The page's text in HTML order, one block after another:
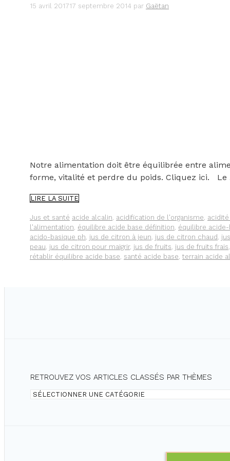
15 avril 201717 septembre 2014 par Gaëtan
Notre alimentation doit être équilibrée entre
forme, vitalité et perdre du poids. Cliquez ici. Le
LIRE LA SUITELES
DE
LÉGUMES
POUR
RÉTABLIR
L’ÉQUILIBRE
Catégories
Jus et santé Étiquettes
acide alcalin, acidification de l'organisme,
l'alimentation, équilibre acide base définition, équilibre acide-
acido-basique ph, jus de citron à jeun, jus de citron chaud ,
peau, jus de citron pour maigrir, jus de fruits, jus de fruits frais,
rétablir équilibre acide base, santé acide base, terrain acide
RETROUVEZ VOS ARTICLES CLASSÉS PAR THÈMES
Retrouvez